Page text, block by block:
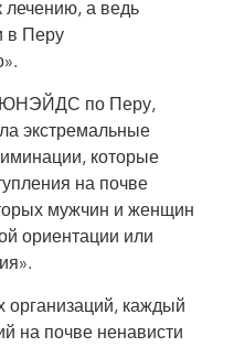
лечению, а ведь
в Перу
ЮНЭЙДС по Перу,
экстремальные
которые
на почве
мужчин и женщин
ориентации или
каждый
на почве ненависти